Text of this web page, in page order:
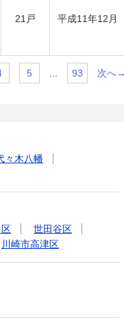
21戸 平成11年12月
5 93 次へ→
々木八幡
世田谷区
川崎市高津区